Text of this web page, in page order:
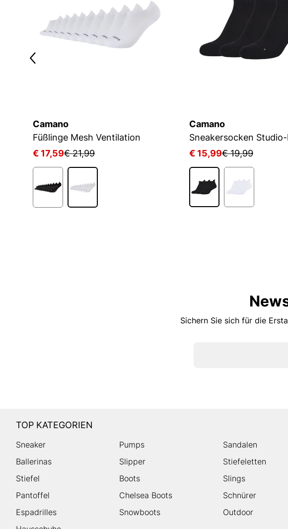
Camano
Füßlinge Mesh Ventilation
€ 17,59€ 21,99
Camano
€ 15,99€ 19,99
Sichern Sie sich für die
TOP KATEGORIEN
Sneaker Pumps
Sandalen
Ballerinas
Slipper
Stiefeletten
Stiefel
Boots
Slings
Pantoffel
Chelsea Boots
Schnürer
Espadrilles
Snowboots
Outdoor